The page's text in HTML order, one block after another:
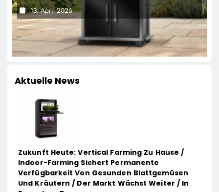
Grillfürst-Edition
13. April 2026
Aktuelle News
Zukunft Heute: Vertical Farming Zu Hause /
Indoor-Farming Sichert Permanente
Verfügbarkeit Von Gesunden Blattgemüsen
Und Kräutern / Der Markt Wächst Weiter / In